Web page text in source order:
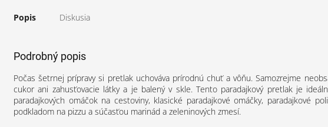
Popis Diskusia
Podrobný popis
Počas šetrnej prípravy si pretlak uchováva prírodnú chuť a vôňu. Samozrejme
cukor ani zahusťovacie látky a je balený v skle. Tento paradajkový pretlak je
paradajkových omáčok na cestoviny, klasické paradajkové omáčky, paradajkové
podkladom na pizzu a súčasťou marinád a zeleninových zmesí.